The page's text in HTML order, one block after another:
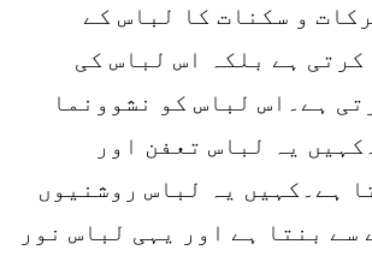
و سکنات کا لباس کے
کرتی ہے بلکہ اس لباس کی
ہے۔اس لباس کو نشوونما
یہ لباس تعفن اور
ہے۔کہیں یہ لباس روشنیوں
سے بنتا ہے اور یہی لباس نور